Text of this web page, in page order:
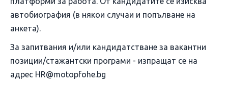
автобиография (в някои случаи и попълване на
анкета).
За запитвания и/или кандидатстване за вакантни
позиции/стажантски програми - изпращат се на
адрес HR@motopfohe.bg